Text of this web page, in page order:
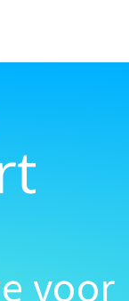
voor